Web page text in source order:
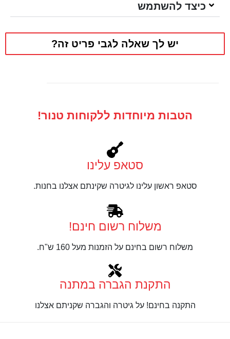
כיצד להשתמש
יש לך שאלה לגבי פריט זה?
הטבות מיוחדות ללקוחות טנור!
סטאפ עלינו
סטאפ ראשון עלינו לגיטרה שקינתם אצלנו בחנות.
משלוח רשום חינם!
משלוח רשום בחינם על הזמנות מעל 160 ש"ח.
התקנת הגברה במתנה
התקנה בחינם! על גיטרה והגברה שקניתם אצלנו